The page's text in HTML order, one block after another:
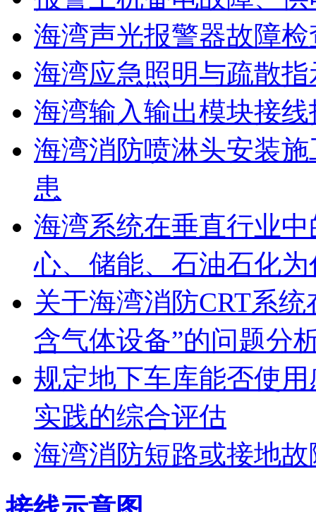
海湾声光报警器故障
海湾应急照明与疏散
海湾输入输出模块接
海湾消防喷淋头安装
患
海湾系统在垂直行业
心、储能、石油石化
关于海湾消防CRT系
含气体设备”的问题分
规定地下车库能否使
实践的综合评估
海湾消防短路或接地